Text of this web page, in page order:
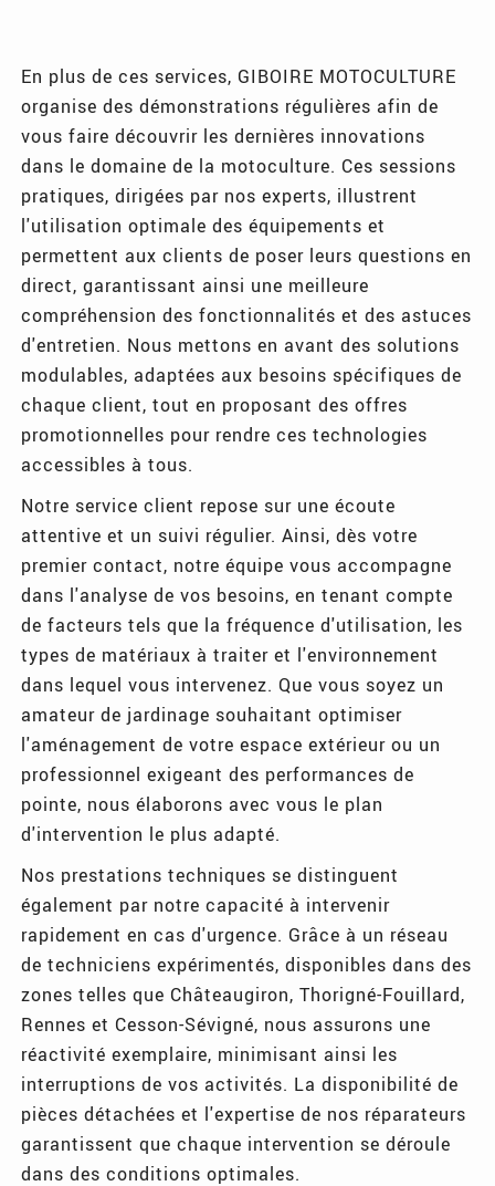
En plus de ces services, GIBOIRE MOTOCULTURE
organise des démonstrations régulières afin de
vous faire découvrir les dernières innovations
dans le domaine de la motoculture. Ces sessions
pratiques, dirigées par nos experts, illustrent
l'utilisation optimale des équipements et
permettent aux clients de poser leurs questions en
direct, garantissant ainsi une meilleure
compréhension des fonctionnalités et des astuces
d'entretien. Nous mettons en avant des solutions
modulables, adaptées aux besoins spécifiques de
chaque client, tout en proposant des offres
promotionnelles pour rendre ces technologies
accessibles à tous.
Notre service client repose sur une écoute
attentive et un suivi régulier. Ainsi, dès votre
premier contact, notre équipe vous accompagne
dans l'analyse de vos besoins, en tenant compte
de facteurs tels que la fréquence d'utilisation, les
types de matériaux à traiter et l'environnement
dans lequel vous intervenez. Que vous soyez un
amateur de jardinage souhaitant optimiser
l'aménagement de votre espace extérieur ou un
professionnel exigeant des performances de
pointe, nous élaborons avec vous le plan
d'intervention le plus adapté.
Nos prestations techniques se distinguent
également par notre capacité à intervenir
rapidement en cas d'urgence. Grâce à un réseau
de techniciens expérimentés, disponibles dans des
zones telles que Châteaugiron, Thorigné-Fouillard,
Rennes et Cesson-Sévigné, nous assurons une
réactivité exemplaire, minimisant ainsi les
interruptions de vos activités. La disponibilité de
pièces détachées et l'expertise de nos réparateurs
garantissent que chaque intervention se déroule
dans des conditions optimales.